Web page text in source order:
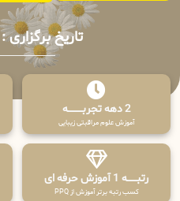
تاریخ برگزاری : 1405/05/15
2 دهه تجربـــــــــه
آموزش علوم مراقبتی زیبایی
رتبــــــه 1 آموزش حرفه ای
کسب رتبه برتر آموزش از PPQ